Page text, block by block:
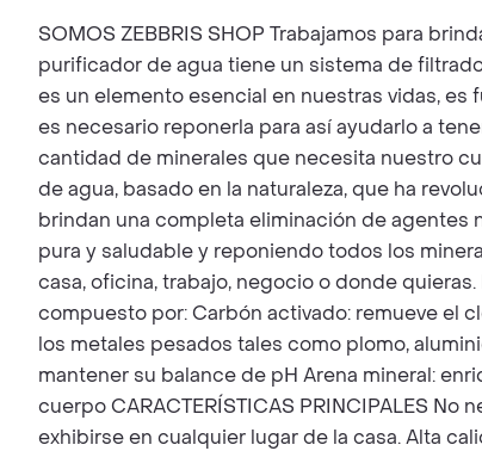
SOMOS ZEBBRIS SHOP Trabajamos para
purificador de agua tiene un sistema de
es un elemento esencial en nuestras vidas,
es necesario reponerla para así ayudarlo a
cantidad de minerales que necesita nuestro
de agua, basado en la naturaleza, que ha
brindan una completa eliminación de agentes
pura y saludable y reponiendo todos los
casa, oficina, trabajo, negocio o donde
compuesto por: Carbón activado: remueve el
los metales pesados tales como plomo,
mantener su balance de pH Arena mineral:
cuerpo CARACTERÍSTICAS PRINCIPALES
exhibirse en cualquier lugar de la casa. Alta